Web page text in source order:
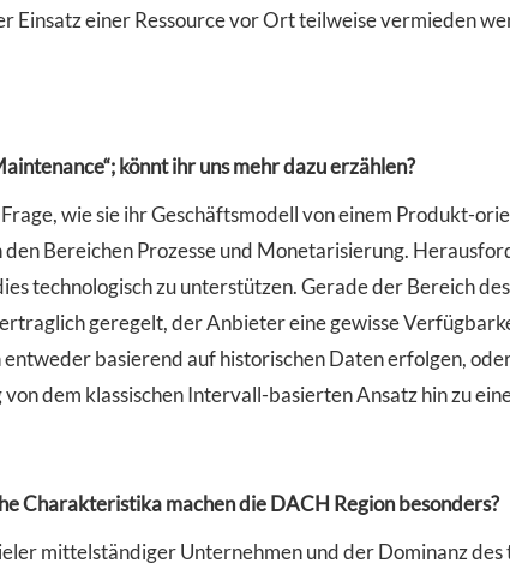
Einsatz einer Ressource vor Ort teilweise vermieden
könnt ihr uns mehr dazu erzählen?
wie sie ihr Geschäftsmodell von einem Produkt-
Bereichen Prozesse und Monetarisierung.
technologisch zu unterstützen. Gerade der Bereich
geregelt, der Anbieter eine gewisse
basierend auf historischen Daten erfolgen,
dem klassischen Intervall-basierten Ansatz hin zu
Charakteristika machen die DACH Region besonders?
mittelständiger Unternehmen und der Dominanz